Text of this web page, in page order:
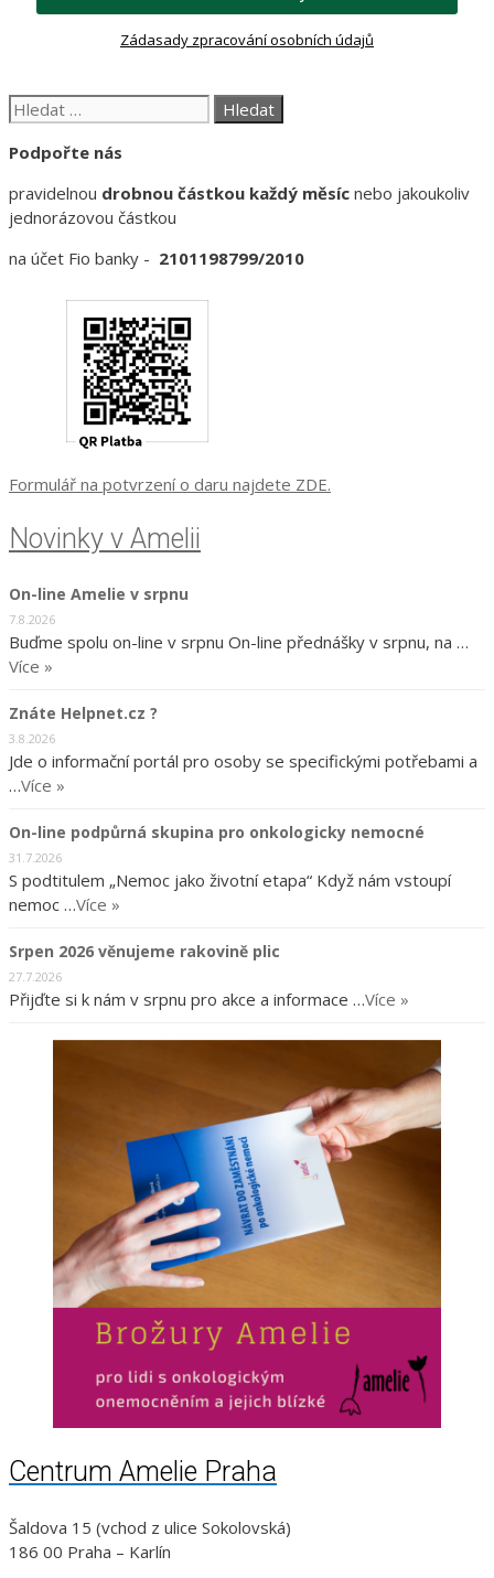
Zádasady zpracování osobních údajů
Hledat:
Podpořte nás
pravidelnou drobnou částkou každý měsíc nebo jakoukoliv
jednorázovou částkou
na účet Fio banky - 2101198799/2010
Formulář na potvrzení o daru najdete ZDE.
Novinky v Amelii
On-line Amelie v srpnu
7.8.2026
Buďme spolu on-line v srpnu On-line přednášky v srpnu, na …
Více »
Znáte Helpnet.cz ?
3.8.2026
Jde o informační portál pro osoby se specifickými potřebami a
…Více »
On-line podpůrná skupina pro onkologicky nemocné
31.7.2026
S podtitulem „Nemoc jako životní etapa“ Když nám vstoupí
nemoc …Více »
Srpen 2026 věnujeme rakovině plic
27.7.2026
Přijďte si k nám v srpnu pro akce a informace …Více »
Centrum Amelie Praha
Šaldova 15 (vchod z ulice Sokolovská)
186 00 Praha – Karlín